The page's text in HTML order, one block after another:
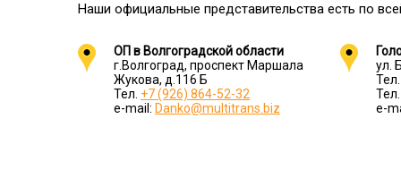
Наши официальные представительства есть по
ОП в Волгоградской области
г.Волгоград, проспект Маршала
Жукова, д.116 Б
Тел. +7 (926) 864-52-32
e-mail: Danko@multitrans.biz
ул.
e-